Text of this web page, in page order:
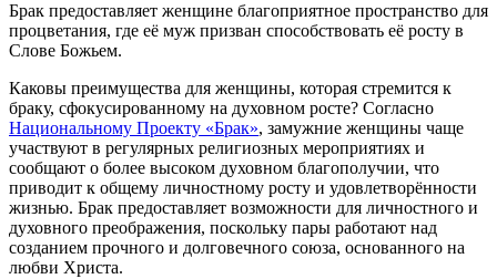
Брак предоставляет женщине благоприятное пространство для
процветания, где её муж призван способствовать её росту в
Слове Божьем.
Каковы преимущества для женщины, которая стремится к
браку, сфокусированному на духовном росте? Согласно
Национальному Проекту «Брак», замужние женщины чаще
участвуют в регулярных религиозных мероприятиях и
сообщают о более высоком духовном благополучии, что
приводит к общему личностному росту и удовлетворённости
жизнью. Брак предоставляет возможности для личностного и
духовного преображения, поскольку пары работают над
созданием прочного и долговечного союза, основанного на
любви Христа.